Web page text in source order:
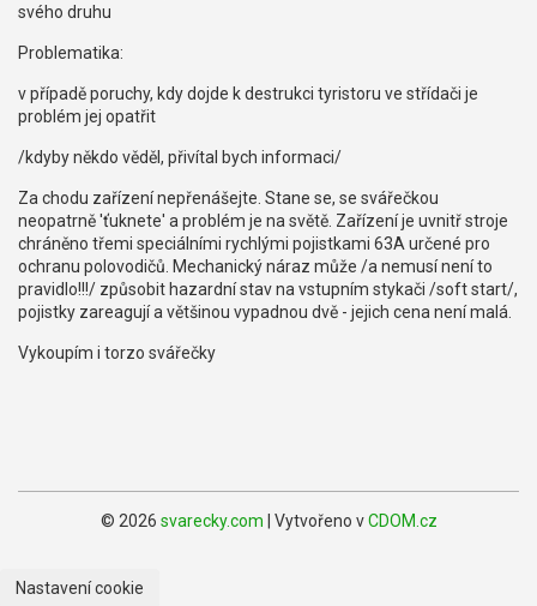
svého druhu
Problematika:
v případě poruchy, kdy dojde k destrukci tyristoru ve střídači je
problém jej opatřit
/kdyby někdo věděl, přivítal bych informaci/
Za chodu zařízení nepřenášejte. Stane se, se svářečkou
neopatrně 'ťuknete' a problém je na světě. Zařízení je uvnitř stroje
chráněno třemi speciálními rychlými pojistkami 63A určené pro
ochranu polovodičů. Mechanický náraz může /a nemusí není to
pravidlo!!!/ způsobit hazardní stav na vstupním stykači /soft start/,
pojistky zareagují a většinou vypadnou dvě - jejich cena není malá.
Vykoupím i torzo svářečky
© 2026 svarecky.com | Vytvořeno vCDOM.cz
Nastavení cookie